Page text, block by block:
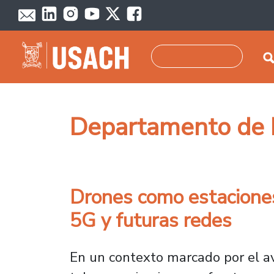
Pasar al contenido principal
Departamento de
Drones como
5G y futuras redes
En un contexto marcado por el